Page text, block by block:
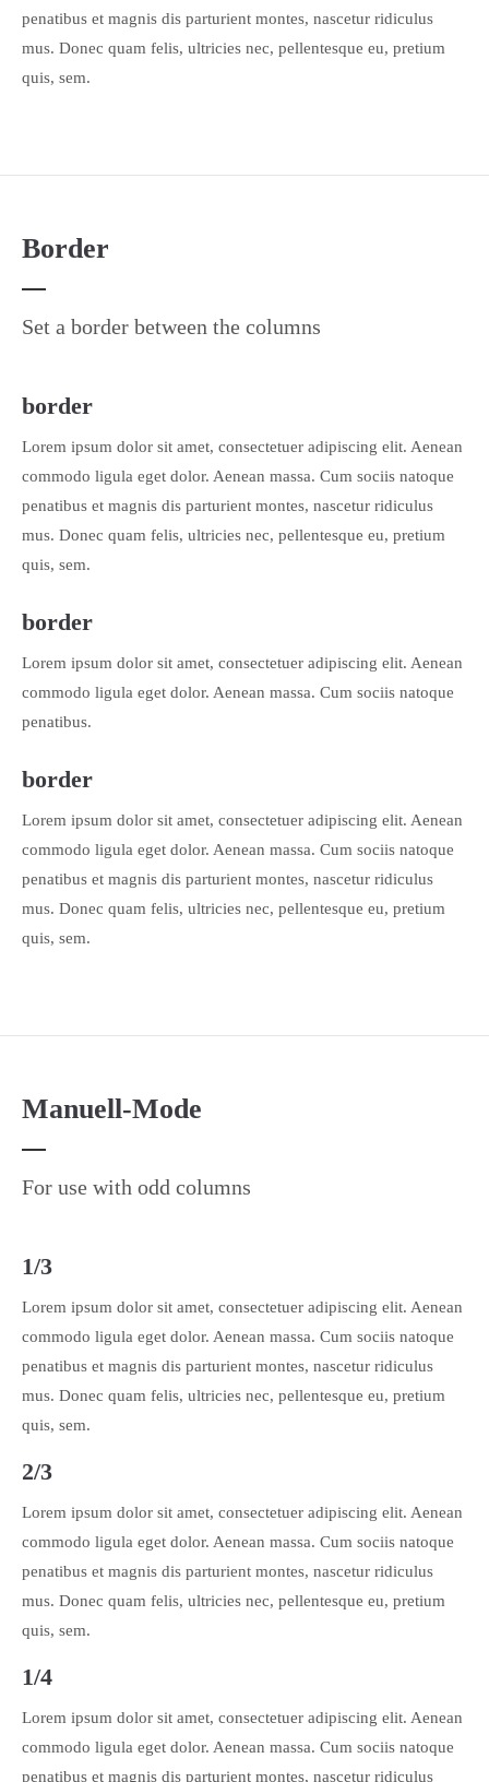
penatibus et magnis dis parturient montes, nascetur ridiculus
mus. Donec quam felis, ultricies nec, pellentesque eu, pretium
quis, sem.
Border
Set a border between the columns
border
Lorem ipsum dolor sit amet, consectetuer adipiscing elit. Aenean
commodo ligula eget dolor. Aenean massa. Cum sociis natoque
penatibus et magnis dis parturient montes, nascetur ridiculus
mus. Donec quam felis, ultricies nec, pellentesque eu, pretium
quis, sem.
border
Lorem ipsum dolor sit amet, consectetuer adipiscing elit. Aenean
commodo ligula eget dolor. Aenean massa. Cum sociis natoque
penatibus.
border
Lorem ipsum dolor sit amet, consectetuer adipiscing elit. Aenean
commodo ligula eget dolor. Aenean massa. Cum sociis natoque
penatibus et magnis dis parturient montes, nascetur ridiculus
mus. Donec quam felis, ultricies nec, pellentesque eu, pretium
quis, sem.
Manuell-Mode
For use with odd columns
1/3
Lorem ipsum dolor sit amet, consectetuer adipiscing elit. Aenean
commodo ligula eget dolor. Aenean massa. Cum sociis natoque
penatibus et magnis dis parturient montes, nascetur ridiculus
mus. Donec quam felis, ultricies nec, pellentesque eu, pretium
quis, sem.
2/3
Lorem ipsum dolor sit amet, consectetuer adipiscing elit. Aenean
commodo ligula eget dolor. Aenean massa. Cum sociis natoque
penatibus et magnis dis parturient montes, nascetur ridiculus
mus. Donec quam felis, ultricies nec, pellentesque eu, pretium
quis, sem.
1/4
Lorem ipsum dolor sit amet, consectetuer adipiscing elit. Aenean
commodo ligula eget dolor. Aenean massa. Cum sociis natoque
penatibus et magnis dis parturient montes, nascetur ridiculus